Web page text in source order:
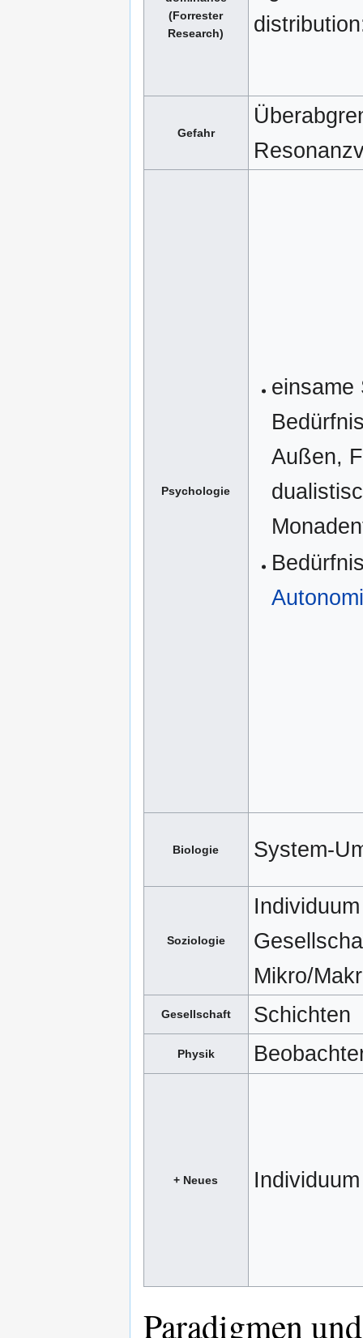
(Forrester
Research)
Gefahr
Psychologie
einsame
Außen,
Biologie System-
Soziologie
Mikro/
Gesellschaft Schichten
Physik
+ Neues
Paradigmen